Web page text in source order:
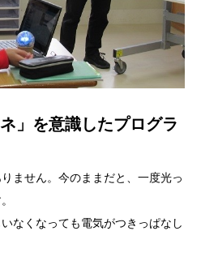
」を意識したプログラ
ません。今のままだと、一度光っ
なくなっても電気がつきっぱなし